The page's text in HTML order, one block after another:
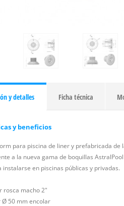
y detalles Ficha técnica
y beneficios
para piscina de liner y prefabricada de
a la nueva gama de boquillas
instalarse en piscinas públicas y privadas.
rosca macho 2"
Ø 50 mm encolar